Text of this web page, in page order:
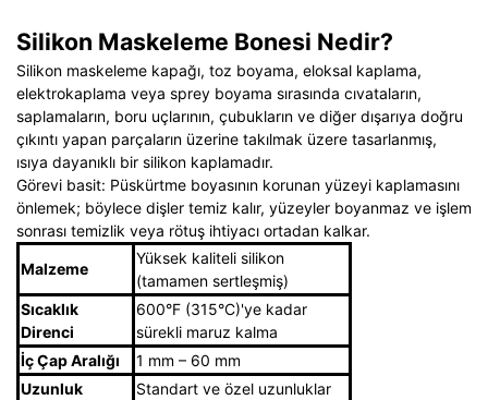
Vazgeçilmez
Silikon Maskeleme Bonesi Nedir?
Silikon maskeleme kapağı, toz boyama, eloksal kaplama,
elektrokaplama veya sprey boyama sırasında cıvataların,
saplamaların, boru uçlarının, çubukların ve diğer dışarıya doğru
çıkıntı yapan parçaların üzerine takılmak üzere tasarlanmış,
ısıya dayanıklı bir silikon kaplamadır.
Görevi basit: Püskürtme boyasının korunan yüzeyi kaplamasını
önlemek; böylece dişler temiz kalır, yüzeyler boyanmaz ve işlem
sonrası temizlik veya rötuş ihtiyacı ortadan kalkar.
Malzeme
Yüksek kaliteli silikon
(tamamen sertleşmiş)
Sıcaklık
Direnci
600°F (315°C)'ye kadar
sürekli maruz kalma
İç Çap Aralığı
1 mm – 60 mm
Uzunluk
Standart ve özel uzunluklar